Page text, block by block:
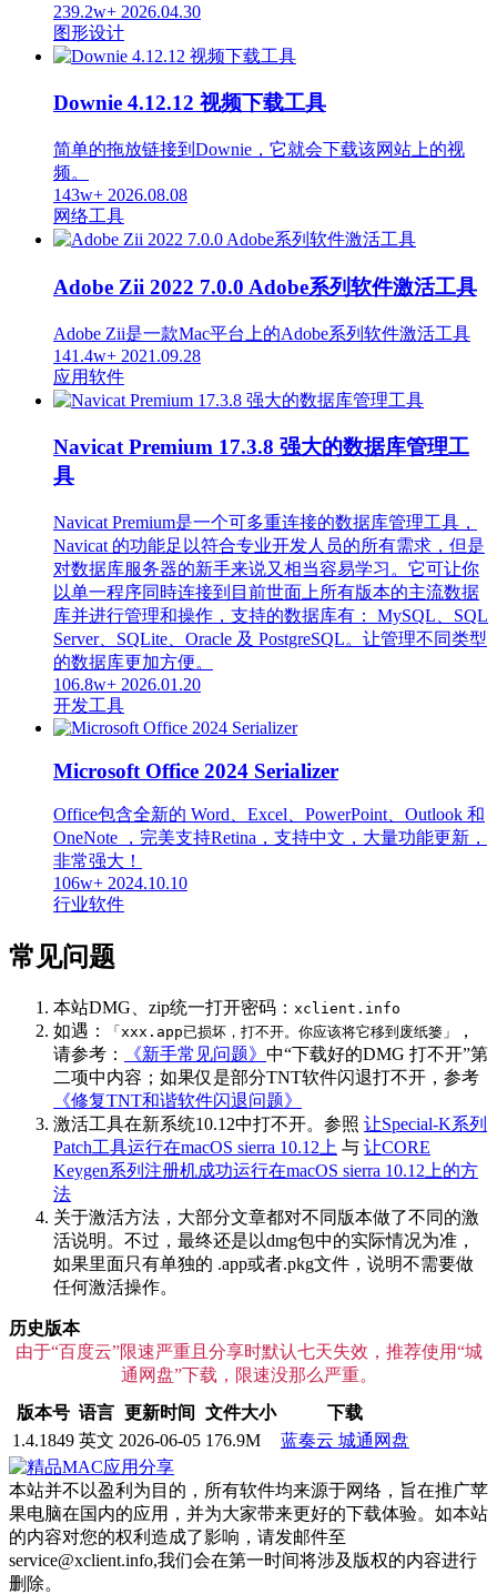
239.2w+ 2026.04.30
图形设计
Downie 4.12.12 视频下载工具
简单的拖放链接到Downie，它就会下载该网站上的视
频。
143w+ 2026.08.08
网络工具
Adobe Zii 2022 7.0.0 Adobe系列软件激活工具
Adobe Zii是一款Mac平台上的Adobe系列软件激活工具
141.4w+ 2021.09.28
应用软件
Navicat Premium 17.3.8 强大的数据库管理工
具
Navicat Premium是一个可多重连接的数据库管理工具，
Navicat 的功能足以符合专业开发人员的所有需求，但是
对数据库服务器的新手来说又相当容易学习。它可让你
以单一程序同時连接到目前世面上所有版本的主流数据
库并进行管理和操作，支持的数据库有： MySQL、SQL
Server、SQLite、Oracle 及 PostgreSQL。让管理不同类型
的数据库更加方便。
106.8w+ 2026.01.20
开发工具
Microsoft Office 2024 Serializer
Office包含全新的 Word、Excel、PowerPoint、Outlook 和
OneNote ，完美支持Retina，支持中文，大量功能更新，
非常强大！
106w+ 2024.10.10
行业软件
常见问题
本站DMG、zip统一打开密码： xclient.info
如遇： 「xxx.app已损坏，打不开。你应该将它移到废纸篓」
，
请参考：
《新手常见问题》 中“下载好的DMG 打不开”第
二项中内容；如果仅是部分TNT软件闪退打不开，参考
《修复TNT和谐软件闪退问题》
激活工具在新系统10.12中打不开。参照 让Special-K系列
Patch工具运行在macOS sierra 10.12上 与 让CORE
Keygen系列注册机成功运行在macOS sierra 10.12上的方
法
关于激活方法，大部分文章都对不同版本做了不同的激
活说明。不过，最终还是以dmg包中的实际情况为准，
如果里面只有单独的 .app或者.pkg文件，说明不需要做
任何激活操作。
历史版本
由于“百度云”限速严重且分享时默认七天失效，推荐使用“城
通网盘”下载，限速没那么严重。
版本号 语言 更新时间 文件大小
下载
1.4.1849 英文 2026-06-05 176.9M 蓝奏云 城通网盘
本站并不以盈利为目的，所有软件均来源于网络，旨在推广苹
果电脑在国内的应用，并为大家带来更好的下载体验。如本站
的内容对您的权利造成了影响，请发邮件至
service@xclient.info,我们会在第一时间将涉及版权的内容进行
删除。